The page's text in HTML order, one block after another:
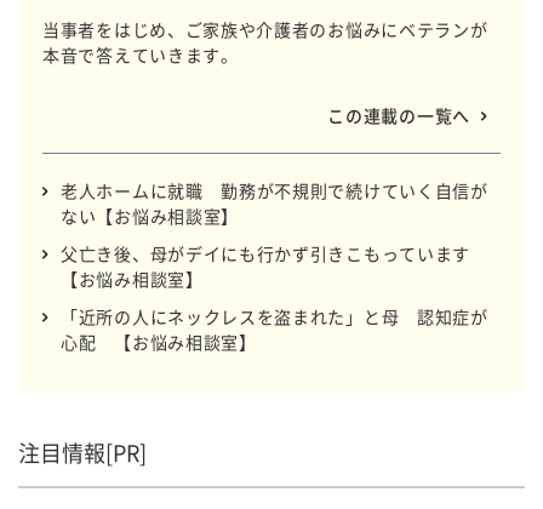
当事者をはじめ、ご家族や介護者のお悩みにベテランが
本音で答えていきます。
この連載の一覧へ
老人ホームに就職 勤務が不規則で続けていく自信が
ない【お悩み相談室】
父亡き後、母がデイにも行かず引きこもっています
【お悩み相談室】
「近所の人にネックレスを盗まれた」と母 認知症が
心配 【お悩み相談室】
注目情報[PR]